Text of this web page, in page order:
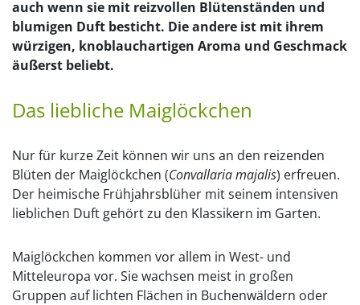
auch wenn sie mit reizvollen Blütenständen und
blumigen Duft besticht. Die andere ist mit ihrem
würzigen, knoblauchartigen Aroma und Geschmack
äußerst beliebt.
Das liebliche Maiglöckchen
Nur für kurze Zeit können wir uns an den reizenden
Blüten der Maiglöckchen (Convallaria majalis) erfreuen.
Der heimische Frühjahrsblüher mit seinem intensiven
lieblichen Duft gehört zu den Klassikern im Garten.
Maiglöckchen kommen vor allem in West- und
Mitteleuropa vor. Sie wachsen meist in großen
Gruppen auf lichten Flächen in Buchenwäldern oder